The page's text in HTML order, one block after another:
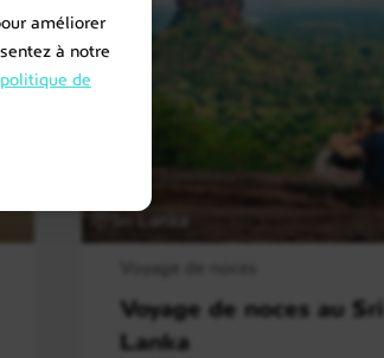
améliorer
à notre
politique de
Sri Lanka
Voyage de noces au Sri
Lanka